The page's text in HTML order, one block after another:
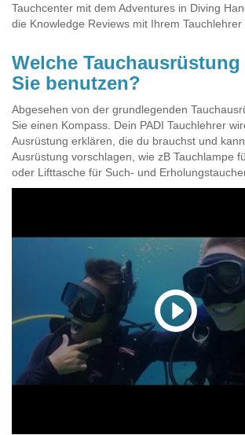
Tauchcenter mit dem Adventures in Diving
die Knowledge Reviews mit Ihrem Tauchlehrer
Welche Tauchausrüstung
Sie benutzen?
Abgesehen von der grundlegenden
Sie einen Kompass. Dein PADI Tauchlehrer
Ausrüstung erklären, die du brauchst und
Ausrüstung vorschlagen, wie zB Tauchlampe
oder Lifttasche für Such- und